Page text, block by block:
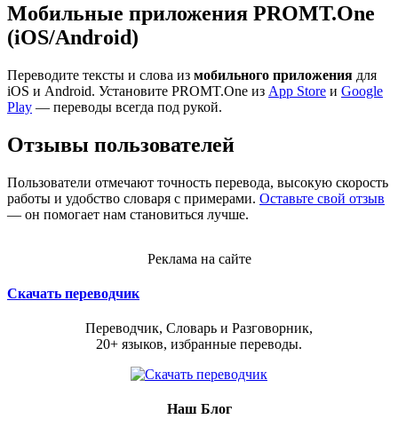
Мобильные приложения PROMT.One
(iOS/Android)
Переводите тексты и слова из мобильного приложения для
iOS и Android. Установите PROMT.One из App Store и Google
Play — переводы всегда под рукой.
Отзывы пользователей
Пользователи отмечают точность перевода, высокую скорость
работы и удобство словаря с примерами. Оставьте свой отзыв
— он помогает нам становиться лучше.
Реклама на сайте
Скачать переводчик
Переводчик, Словарь и Разговорник,
20+ языков, избранные переводы.
Наш Блог